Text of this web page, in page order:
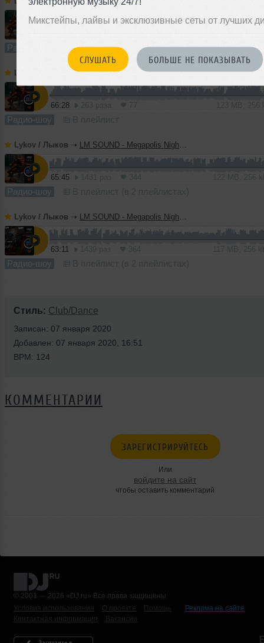
Микстейпы, лайвы и эксклюзивные сеты от лучших
СЛУШАТЬ БОЛЬШЕ НЕ ПОКАЗЫВАТЬ
Радио-шоу В плейлист (в 2 плейлистах)
Lykov / Лыков ➝LM SOUND - Megapolis Night 14.07.2026
66:28
Радио-шоу
Lykov / Лыков ➝ LM SOUND - Megapolis Night 07.07.2026
65:45
Радио-шоу
Lykov / Лыков ➝ LM SOUND - Megapolis Night 30.06.2026
63:11
Радио-шоу
Стиль: Club/Dance
Записан: 07 января 2020
Добавлен: 07 января 2020, 16:51
BPM: 124
КОММЕНТАРИИ
ЗАРЕГИСТРИРУЙТЕСЬ
Или
войдите на сайт
чтобы оставить комментарий
© 2001 — 2026 «DJ.ru» Все права защищены.
Условия использования
О проекте Помощь
Реклама на сайте
Контактная информация
Вакансии